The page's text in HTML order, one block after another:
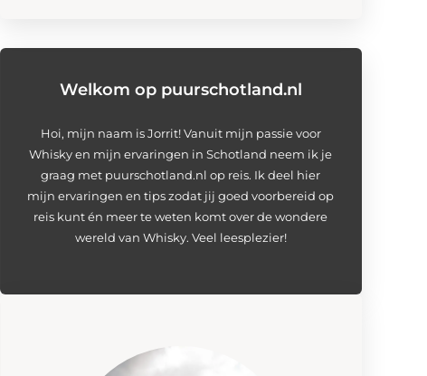
Welkom op puurschotland.nl
Hoi, mijn naam is Jorrit! Vanuit mijn passie voor
Whisky en mijn ervaringen in Schotland neem ik je
graag met puurschotland.nl op reis. Ik deel hier
mijn ervaringen en tips zodat jij goed voorbereid op
reis kunt én meer te weten komt over de wondere
wereld van Whisky. Veel leesplezier!